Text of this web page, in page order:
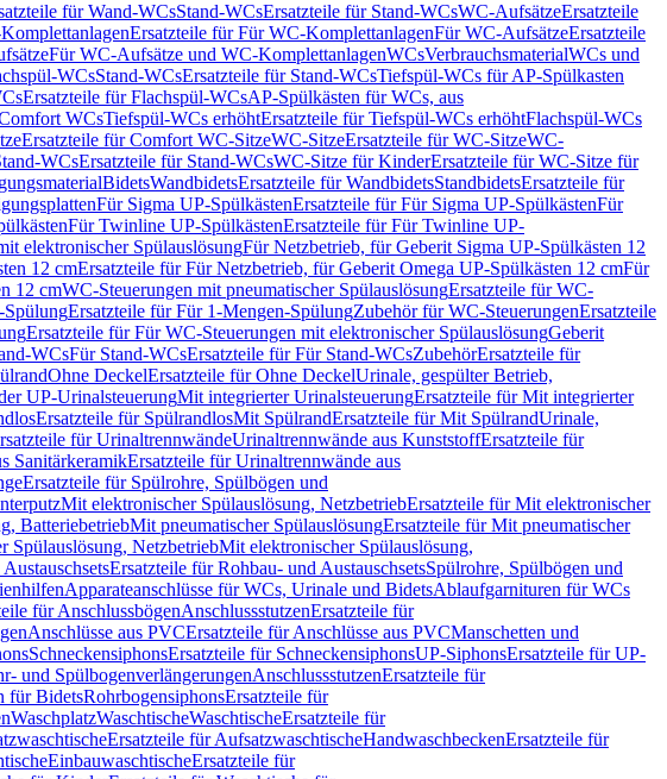
für Wand-WCsStand-WCsErsatzteile für Stand-WCsWC-AufsätzeErsatzteile
Ersatzteile für Für WC-KomplettanlagenFür WC-AufsätzeErsatzteile
Für WC-Aufsätze und WC-KomplettanlagenWCsVerbrauchsmaterialWCs und
WCsStand-WCsErsatzteile für Stand-WCsTiefspül-WCs für AP-Spülkasten
Ersatzteile für Flachspül-WCsAP-Spülkästen für WCs, aus
WCsTiefspül-WCs erhöhtErsatzteile für Tiefspül-WCs erhöhtFlachspül-WCs
Ersatzteile für Comfort WC-SitzeWC-SitzeErsatzteile für WC-SitzeWC-
WCsErsatzteile für Stand-WCsWC-Sitze für KinderErsatzteile für WC-Sitze für
BidetsWandbidetsErsatzteile für WandbidetsStandbidetsErsatzteile für
Für Sigma UP-SpülkästenErsatzteile für Für Sigma UP-SpülkästenFür
Für Twinline UP-SpülkästenErsatzteile für Für Twinline UP-
elektronischer SpülauslösungFür Netzbetrieb, für Geberit Sigma UP-Spülkästen 12
12 cmErsatzteile für Für Netzbetrieb, für Geberit Omega UP-Spülkästen 12 cmFür
12 cmWC-Steuerungen mit pneumatischer SpülauslösungErsatzteile für WC-
SpülungErsatzteile für Für 1-Mengen-SpülungZubehör für WC-SteuerungenErsatzteile
Ersatzteile für Für WC-Steuerungen mit elektronischer SpülauslösungGeberit
WCsFür Stand-WCsErsatzteile für Für Stand-WCsZubehörErsatzteile für
Ohne DeckelErsatzteile für Ohne DeckelUrinale, gespülter Betrieb,
UP-UrinalsteuerungMit integrierter UrinalsteuerungErsatzteile für Mit integrierter
Ersatzteile für SpülrandlosMit SpülrandErsatzteile für Mit SpülrandUrinale,
für UrinaltrennwändeUrinaltrennwände aus KunststoffErsatzteile für
SanitärkeramikErsatzteile für Urinaltrennwände aus
Ersatzteile für Spülrohre, Spülbögen und
Mit elektronischer Spülauslösung, NetzbetriebErsatzteile für Mit elektronischer
BatteriebetriebMit pneumatischer SpülauslösungErsatzteile für Mit pneumatischer
Spülauslösung, NetzbetriebMit elektronischer Spülauslösung,
Ersatzteile für Rohbau- und AustauschsetsSpülrohre, Spülbögen und
Apparateanschlüsse für WCs, Urinale und BidetsAblaufgarnituren für WCs
für AnschlussbögenAnschlussstutzenErsatzteile für
Anschlüsse aus PVCErsatzteile für Anschlüsse aus PVCManschetten und
SchneckensiphonsErsatzteile für SchneckensiphonsUP-SiphonsErsatzteile für UP-
und SpülbogenverlängerungenAnschlussstutzenErsatzteile für
für BidetsRohrbogensiphonsErsatzteile für
WaschplatzWaschtischeWaschtischeErsatzteile für
Ersatzteile für AufsatzwaschtischeHandwaschbeckenErsatzteile für
EinbauwaschtischeErsatzteile für